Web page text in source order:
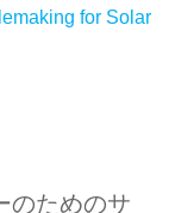
for Solar
のためのサ